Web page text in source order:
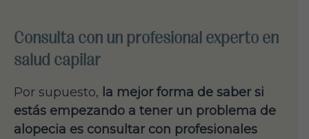
Consulta con un profesional experto en
salud capilar
Por supuesto, la mejor forma de saber si
estás empezando a tener un problema de
alopecia es consultar con profesionales